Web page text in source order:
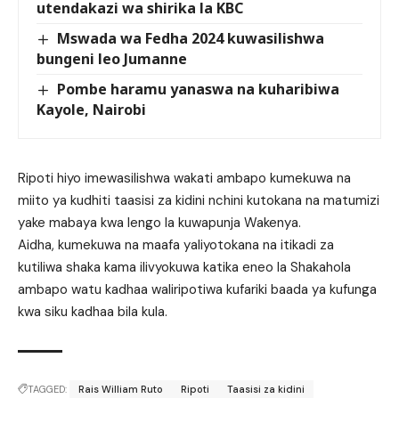
utendakazi wa shirika la KBC
Mswada wa Fedha 2024 kuwasilishwa
bungeni leo Jumanne
Pombe haramu yanaswa na kuharibiwa
Kayole, Nairobi
Ripoti hiyo imewasilishwa wakati ambapo kumekuwa na
miito ya kudhiti taasisi za kidini nchini kutokana na matumizi
yake mabaya kwa lengo la kuwapunja Wakenya.
Aidha, kumekuwa na maafa yaliyotokana na itikadi za
kutiliwa shaka kama ilivyokuwa katika eneo la Shakahola
ambapo watu kadhaa waliripotiwa kufariki baada ya kufunga
kwa siku kadhaa bila kula.
TAGGED: Rais William Ruto Ripoti Taasisi za kidini